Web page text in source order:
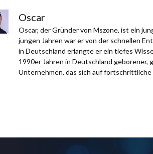
Oscar
Oscar, der Gründer von Mszone, ist ein
jungen Jahren war er von der schnellen
in Deutschland erlangte er ein tiefes
1990er Jahren in Deutschland geborener,
Unternehmen, das sich auf